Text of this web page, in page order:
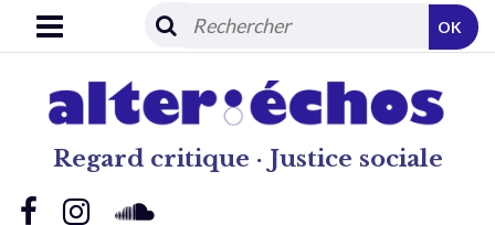
Regard critique · Justice sociale
OK